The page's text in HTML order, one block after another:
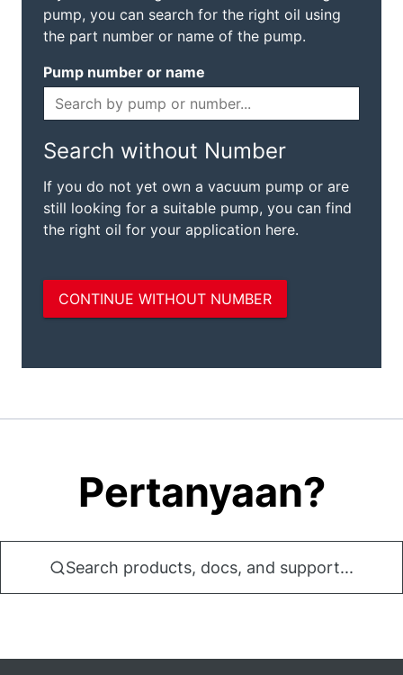
Pertanyaan?
Search products, docs, and support...